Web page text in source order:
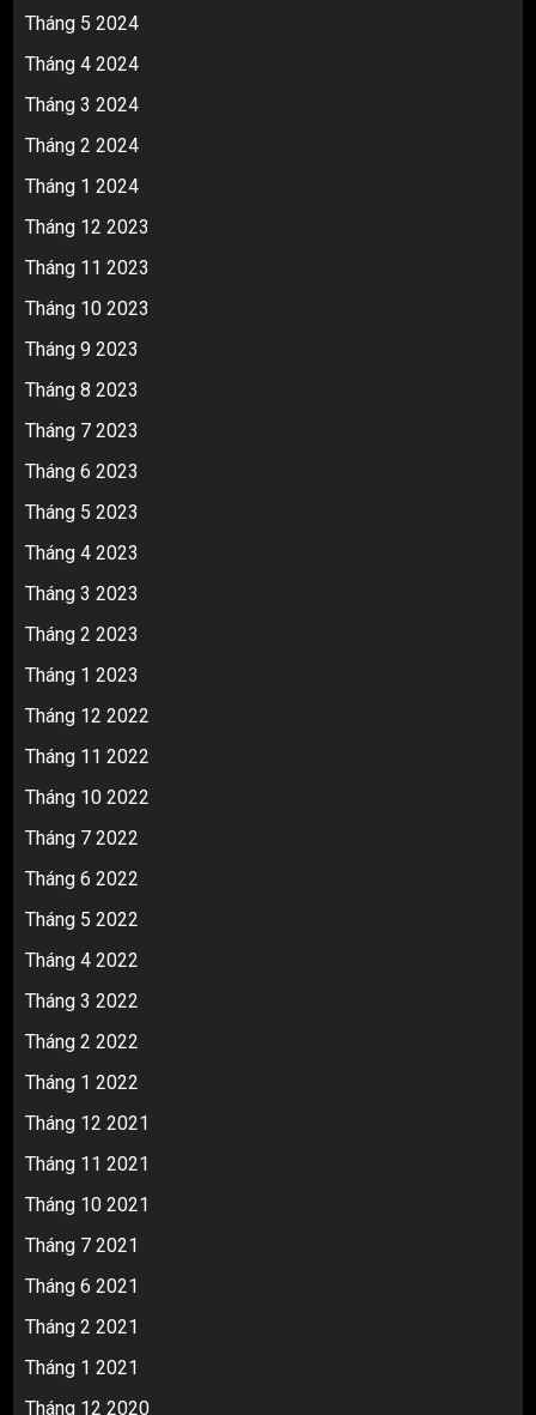
Tháng 5 2024
Tháng 4 2024
Tháng 3 2024
Tháng 2 2024
Tháng 1 2024
Tháng 12 2023
Tháng 11 2023
Tháng 10 2023
Tháng 9 2023
Tháng 8 2023
Tháng 7 2023
Tháng 6 2023
Tháng 5 2023
Tháng 4 2023
Tháng 3 2023
Tháng 2 2023
Tháng 1 2023
Tháng 12 2022
Tháng 11 2022
Tháng 10 2022
Tháng 7 2022
Tháng 6 2022
Tháng 5 2022
Tháng 4 2022
Tháng 3 2022
Tháng 2 2022
Tháng 1 2022
Tháng 12 2021
Tháng 11 2021
Tháng 10 2021
Tháng 7 2021
Tháng 6 2021
Tháng 2 2021
Tháng 1 2021
Tháng 12 2020